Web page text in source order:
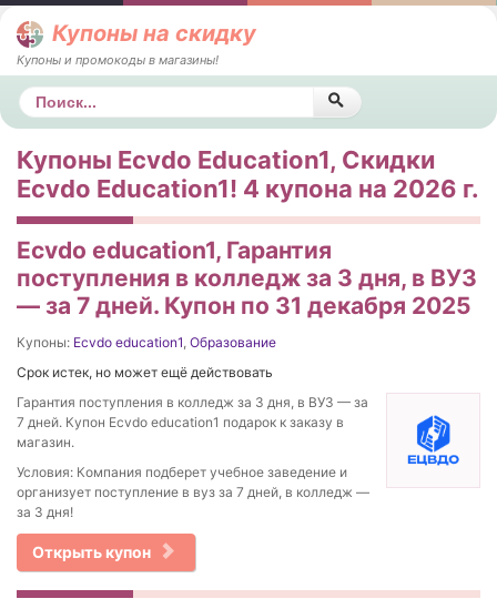
Купоны на скидку
Купоны и промокоды в магазины!
Поиск
Купоны Ecvdo Education1, Скидки
Ecvdo Education1! 4 купона на 2026 г.
Ecvdo education1, Гарантия
поступления в колледж за 3 дня, в ВУЗ
— за 7 дней. Купон по 31 декабря 2025
Купоны: Ecvdo education1, Образование
Срок истек, но может ещё действовать
Гарантия поступления в колледж за 3 дня, в ВУЗ — за
7 дней. Купон Ecvdo education1 подарок к заказу в
магазин.
Условия: Компания подберет учебное заведение и
организует поступление в вуз за 7 дней, в колледж —
за 3 дня!
Открыть купон